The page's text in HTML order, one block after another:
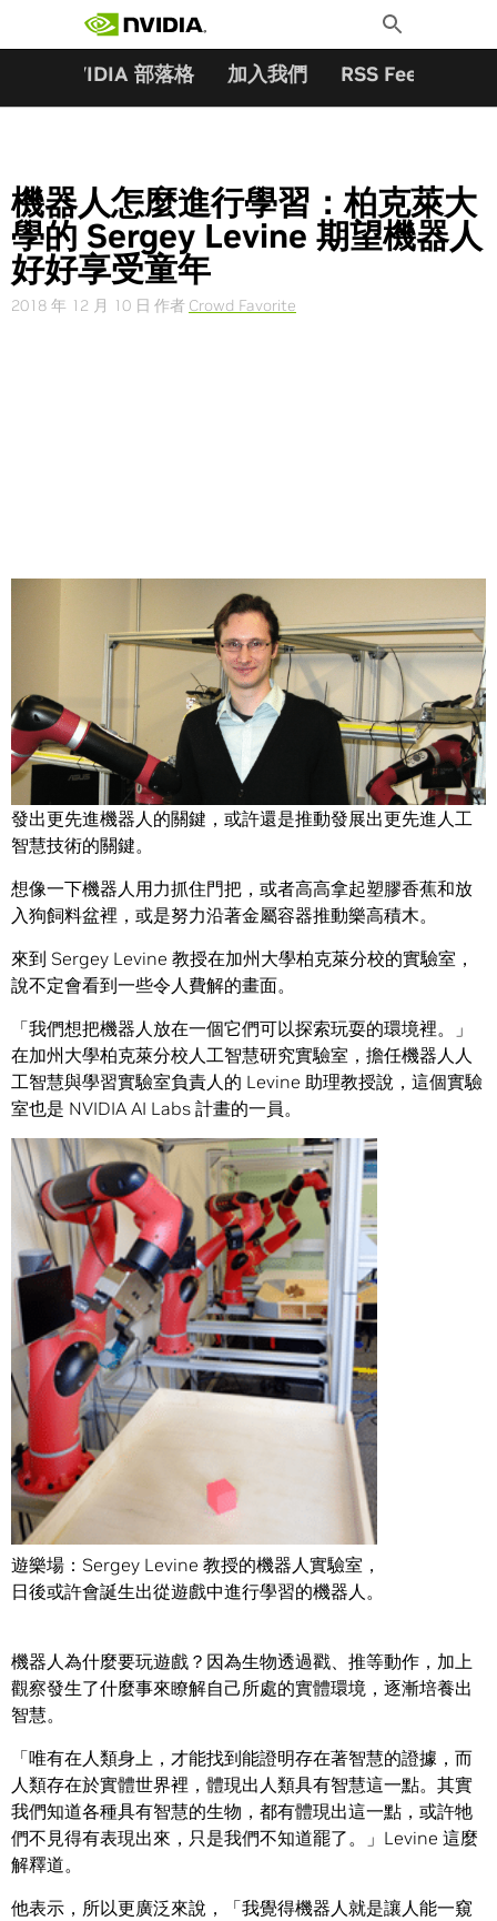
Toggle
Search
NVIDIA 部落格 加入我們 RSS Feeds
機器人怎麼進行學習：柏克萊大
學的 Sergey Levine 期望機器人
好好享受童年
2018 年 12 月 10 日 作者 Crowd Favorite
加州大學柏克萊分校的研究人員發現人工智慧不僅是推動開
發出更先進機器人的關鍵，或許還是推動發展出更先進人工
智慧技術的關鍵。
想像一下機器人用力抓住門把，或者高高拿起塑膠香蕉和放
入狗飼料盆裡，或是努力沿著金屬容器推動樂高積木。
來到 Sergey Levine 教授在加州大學柏克萊分校的實驗室，
說不定會看到一些令人費解的畫面。
「我們想把機器人放在一個它們可以探索玩耍的環境裡。」
在加州大學柏克萊分校人工智慧研究實驗室，擔任機器人人
工智慧與學習實驗室負責人的 Levine 助理教授說，這個實驗
室也是 NVIDIA AI Labs 計畫的一員。
遊樂場：Sergey Levine 教授的機器人實驗室，
日後或許會誕生出從遊戲中進行學習的機器人。
機器人為什麼要玩遊戲？因為生物透過戳、推等動作，加上
觀察發生了什麼事來瞭解自己所處的實體環境，逐漸培養出
智慧。
「唯有在人類身上，才能找到能證明存在著智慧的證據，而
人類存在於實體世界裡，體現出人類具有智慧這一點。其實
我們知道各種具有智慧的生物，都有體現出這一點，或許牠
們不見得有表現出來，只是我們不知道罷了。」Levine 這麼
解釋道。
他表示，所以更廣泛來說，「我覺得機器人就是讓人能一窺